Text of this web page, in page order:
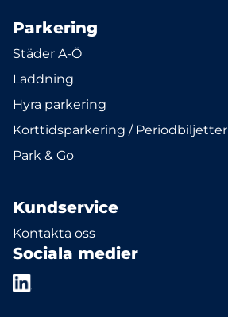
Parkering
Städer A-Ö
Laddning
Hyra parkering
Korttidsparkering / Periodbiljetter
Park & Go
Kundservice
Kontakta oss
Sociala medier